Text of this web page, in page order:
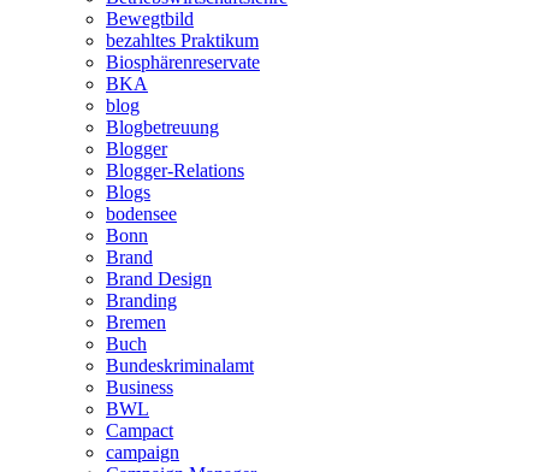
Bewegtbild
bezahltes Praktikum
Biosphärenreservate
BKA
blog
Blogbetreuung
Blogger
Blogger-Relations
Blogs
bodensee
Bonn
Brand
Brand Design
Branding
Bremen
Buch
Bundeskriminalamt
Business
BWL
Campact
campaign